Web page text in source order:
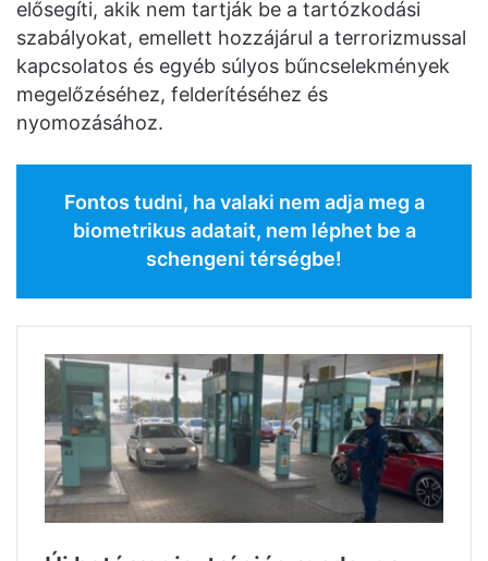
elősegíti, akik nem tartják be a tartózkodási
szabályokat, emellett hozzájárul a terrorizmussal
kapcsolatos és egyéb súlyos bűncselekmények
megelőzéséhez, felderítéséhez és
nyomozásához.
Fontos tudni, ha valaki nem adja meg a
biometrikus adatait, nem léphet be a
schengeni térségbe!